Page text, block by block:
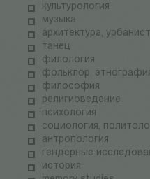
культурология
музыка
архитектура,
танец
филология
фольклор,
философия
религиоведение
психология
социология,
антропология
гендерные
история